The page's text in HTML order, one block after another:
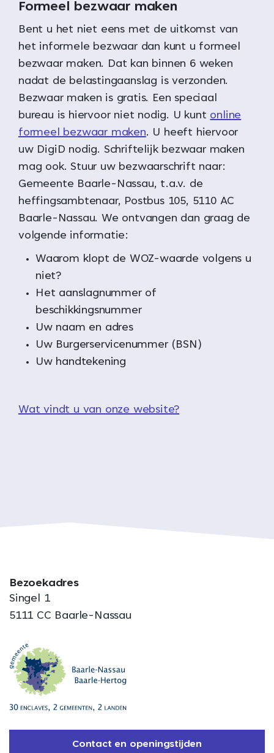
Formeel bezwaar maken
Bent u het niet eens met de uitkomst van
het informele bezwaar dan kunt u formeel
bezwaar maken. Dat kan binnen 6 weken
nadat de belastingaanslag is verzonden.
Bezwaar maken is gratis. Een speciaal
bureau is hiervoor niet nodig. U kunt online
formeel bezwaar maken. U heeft hiervoor
uw DigiD nodig. Schriftelijk bezwaar maken
mag ook. Stuur uw bezwaarschrift naar:
Gemeente Baarle-Nassau, t.a.v. de
heffingsambtenaar, Postbus 105, 5110 AC
Baarle-Nassau. We ontvangen dan graag de
volgende informatie:
Waarom klopt de WOZ-waarde volgens u
niet?
Het aanslagnummer of
beschikkingsnummer
Uw naam en adres
Uw Burgerservicenummer (BSN)
Uw handtekening
Wat vindt u van onze website?
Bezoekadres
Singel 1
5111 CC Baarle-Nassau
Contact en openingstijden